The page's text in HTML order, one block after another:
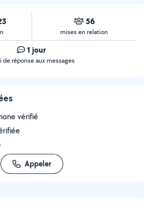
56
mises en relation
1 jour
de réponse aux messages
vérifié
Appeler